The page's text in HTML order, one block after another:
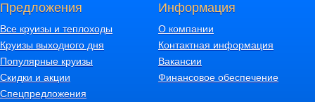
Предложения
Все круизы и теплоходы
Круизы выходного дня
Популярные круизы
Скидки и акции
Спецпредложения
Информация
О компании
Контактная информация
Вакансии
Финансовое обеспечение